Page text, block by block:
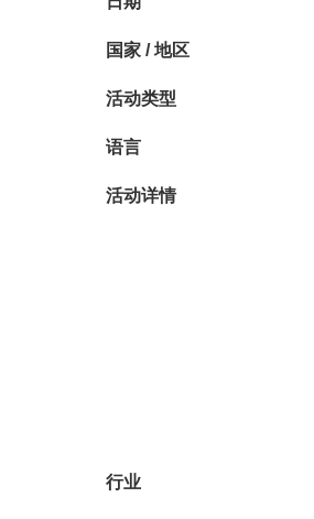
国家 / 地区
活动类型
语言
活动详情
行业